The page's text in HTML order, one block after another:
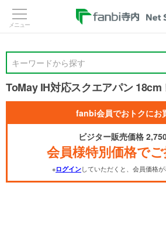
キーワードから探す
ToMay IH対応スクエアパン 18cm
fanbi会員でおトクにお
ビジター販売価格
会員様特別価格でご
※ログインしていただくと、会員価格が